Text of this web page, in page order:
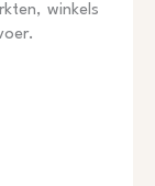
winkels